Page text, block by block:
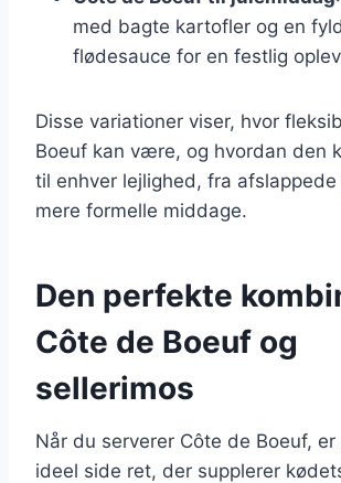
med bagte kartofler og en
flødesauce for en festlig
Disse variationer viser, hvor
Boeuf kan være, og hvordan den
til enhver lejlighed, fra
mere formelle middage.
Den perfekte
Côte de Boeuf og
sellerimos
Når du serverer Côte de Boeuf,
ideel side ret, der supplerer